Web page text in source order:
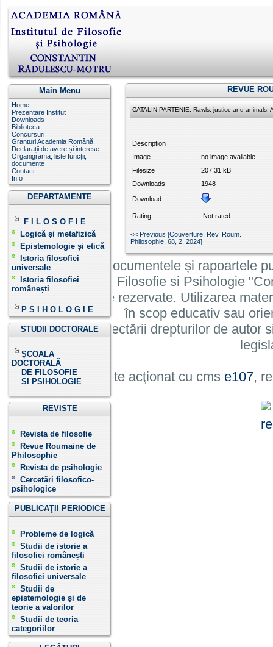
Main Menu
Home
Prezentare Institut
Downloads
Biblioteca
Concursuri
Granturi Academia Română
Declarații de avere și interese
Organigrama, liste funcții,
documente
Contact
Info
DEPARTAMENTE
F I L O S O F I E
Logică și metafizică
Epistemologie și etică
Istoria filosofiei
universale
Istoria filosofiei
românești
P S I H O L O G I E
STUDII DOCTORALE
ȘCOALA
DOCTORALĂ
DE FILOSOFIE
ȘI PSIHOLOGIE
REVISTE
Revista de filosofie
Revue Roumaine de
Philosophie
Revista de psihologie
Cercetări filosofico-
psihologice
PUBLICAŢII PERIODICE
Probleme de logică
Studii de istorie a
filosofiei românești
Studii de istorie a
filosofiei universale
Studii de
epistemologie și de
teorie a valorilor
Studii de teoria
categoriilor
REVUE
CATALIN PARTENIE, Rawls, justice and animals:
Description
Image
no image available
Filesize
207.31 kB
Downloads
1948
Download
Rating Not rated
<< Previous [Couverture , Rev. Roum.
Philosophie, 68, 2, 2024]
Informatiile, documentele și rapoartele
Institutului de Filosofie si Psihologie
cu toate drepturile rezervate. Utilizarea
în scop educativ sau
cu condiția respectării drepturilor de autor
Site acţionat cu cms e107,